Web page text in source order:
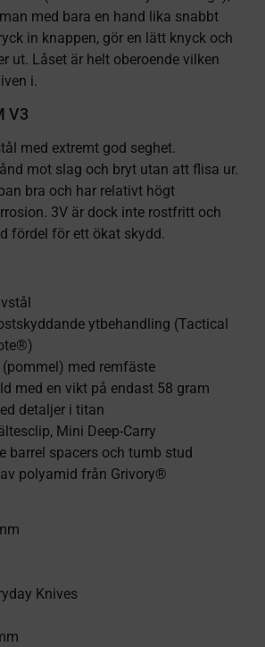
med bara en hand lika snabbt
in knappen, gör en lätt knyck och
ut. Låset är helt oberoende vilken
i.
V3
med extremt god seghet.
mot slag och bryt utan att flisa ur.
bra och har relativt högt
3V är dock inte rostfritt och
fördel för ett ökat skydd.
ytbehandling (Tactical
(pommel) med remfäste
med en vikt på endast 58 gram
detaljer i titan
Mini Deep-Carry
barrel spacers och tumb stud
polyamid från Grivory®
Knives